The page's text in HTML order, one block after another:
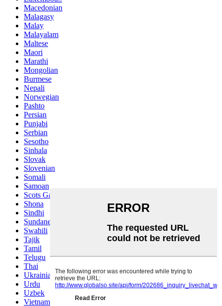
Macedonian
Malagasy
Malay
Malayalam
Maltese
Maori
Marathi
Mongolian
Burmese
Nepali
Norwegian
Pashto
Persian
Punjabi
Serbian
Sesotho
Sinhala
Slovak
Slovenian
Somali
Samoan
Scots Gaelic
Shona
Sindhi
Sundanese
Swahili
Tajik
Tamil
Telugu
Thai
Ukrainian
Urdu
Uzbek
Vietnamese